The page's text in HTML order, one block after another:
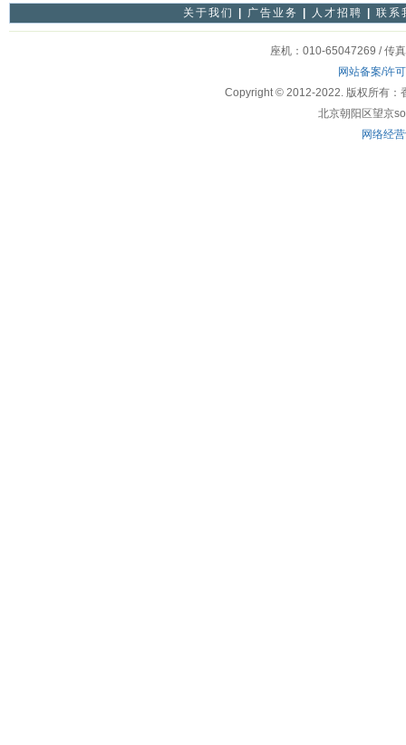
关于我们 广告业务 人才招聘 联系
座机：010-65047269 / 传
网站备案/许
Copyright © 2012-2022. 版权所有：
北京朝阳区望京
网络经